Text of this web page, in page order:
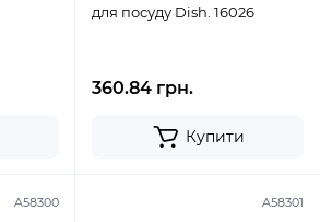
для посуду Dish. 16026
360.84 грн.
Купити
A58300 A58301